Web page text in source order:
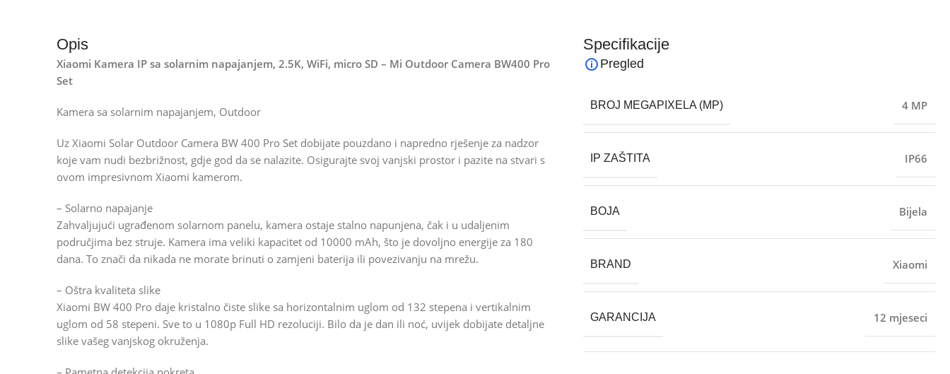
Opis
Xiaomi Kamera IP sa solarnim napajanjem, 2.5K, WiFi, micro SD – Mi Outdoor Camera BW400 Pro
Set
Kamera sa solarnim napajanjem, Outdoor
Uz Xiaomi Solar Outdoor Camera BW 400 Pro Set dobijate pouzdano i napredno rješenje za nadzor
koje vam nudi bezbrižnost, gdje god da se nalazite. Osigurajte svoj vanjski prostor i pazite na stvari s
ovom impresivnom Xiaomi kamerom.
– Solarno napajanje
Zahvaljujući ugrađenom solarnom panelu, kamera ostaje stalno napunjena, čak i u udaljenim
područjima bez struje. Kamera ima veliki kapacitet od 10000 mAh, što je dovoljno energije za 180
dana. To znači da nikada ne morate brinuti o zamjeni baterija ili povezivanju na mrežu.
– Oštra kvaliteta slike
Xiaomi BW 400 Pro daje kristalno čiste slike sa horizontalnim uglom od 132 stepena i vertikalnim
uglom od 58 stepeni. Sve to u 1080p Full HD rezoluciji. Bilo da je dan ili noć, uvijek dobijate detaljne
slike vašeg vanjskog okruženja.
Specifikacije
Pregled
BROJ MEGAPIXELA (MP) 4 MP
IP ZAŠTITA IP66
BOJA Bijela
BRAND Xiaomi
GARANCIJA 12 mjeseci